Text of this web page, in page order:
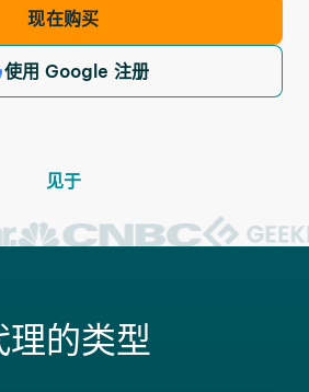
现在购买
使用 Google 注册
见于
理的类型